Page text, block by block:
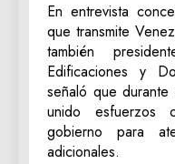
En entrevista
que transmite
también
Edificaciones y
señaló que
unido
gobierno para
adicionales.